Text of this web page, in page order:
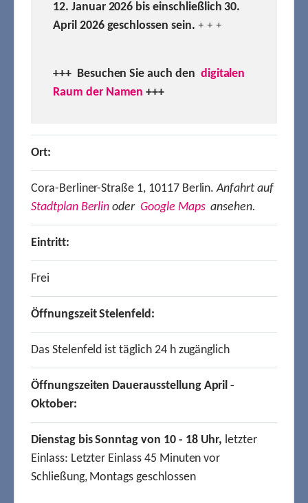
12. Januar 2026 bis einschließlich 30.
April 2026 geschlossen sein. + + +
+++ Besuchen Sie auch den digitalen
Raum der Namen +++
Ort:
Cora-Berliner-Straße 1, 10117 Berlin.Anfahrt auf
Stadtplan Berlin oder Google Mapsansehen.
Eintritt:
Frei
Öffnungszeit Stelenfeld:
Das Stelenfeld ist täglich 24 h zugänglich
Öffnungszeiten Dauerausstellung April -
Oktober:
Dienstag bis Sonntag von 10 - 18 Uhr, letzter
Einlass: Letzter Einlass 45 Minuten vor
Schließung, Montags geschlossen